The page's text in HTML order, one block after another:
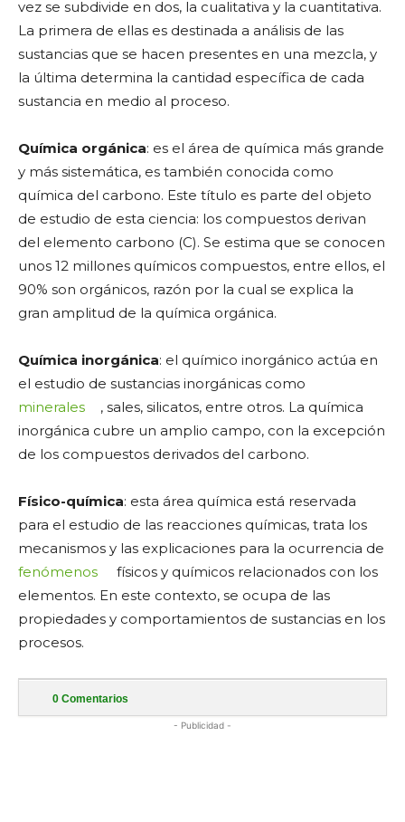
vez se subdivide en dos, la cualitativa y la cuantitativa.
La primera de ellas es destinada a análisis de las
sustancias que se hacen presentes en una mezcla, y
la última determina la cantidad específica de cada
sustancia en medio al proceso.
Química orgánica: es el área de química más grande
y más sistemática, es también conocida como
química del carbono. Este título es parte del objeto
de estudio de esta ciencia: los compuestos derivan
del elemento carbono (C). Se estima que se conocen
unos 12 millones químicos compuestos, entre ellos, el
90% son orgánicos, razón por la cual se explica la
gran amplitud de la química orgánica.
Química inorgánica: el químico inorgánico actúa en
el estudio de sustancias inorgánicas como
minerales
, sales, silicatos, entre otros. La química
inorgánica cubre un amplio campo, con la excepción
de los compuestos derivados del carbono.
Físico-química: esta área química está reservada
para el estudio de las reacciones químicas, trata los
mecanismos y las explicaciones para la ocurrencia de
fenómenos
físicos y químicos relacionados con los
elementos. En este contexto, se ocupa de las
propiedades y comportamientos de sustancias en los
procesos.
0 Comentarios
- Publicidad -